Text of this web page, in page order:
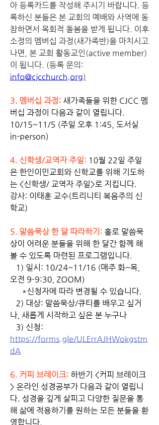
아 등록카드를 작성해 주시기 바랍니다. 등
록하신 분들은 본 교회의 예배와 사역에 동
참하면서 목회적 돌봄을 받게 됩니다. 이후
소정의 멤버십 과정(새가족반)을 마치시고
나면, 본 교회 활동교인(active member)
info@cjcchurch.org)
3. 멤버십 과정: 새가족들을 위한 CJCC 멤
버십 과정이 다음과 같이 열립니다.
10/15~11/5 (주일 오후 1:45, 도서실
in-person)
4. 신학생/교역자 주일: 10월 22일 주일
은 한인이민교회와 신학교를 위해 기도하
는 <신학생/ 교역자 주일>로 지킵니다.
강사: 이태훈 교수(트리니티 복음주의 신
학교)
5. 말씀묵상 한 달 따라하기: 홀로 말씀묵
상이 어려운 분들을 위해 한 달간 함께 해
볼 수 있도록 마련된 프로그램입니다.
1) 일시: 10/24~11/16 (매주 화~목,
오전 9-9:30, ZOOM)
*신청자에 따라 변경될 수 있습니다.
2) 대상: 말씀묵상/큐티를 배우고 싶거
나, 새롭게 시작하고 싶은 분 누구나
https://forms.gle/ULErrAJHWokgstm
dA
6. 커피 브레이크: 하반기 <커피 브레이크
> 온라인 성경공부가 다음과 같이 열립니
다. 성경을 깊게 살피고 다양한 질문을 통
해 삶에 적용하기를 원하는 모든 분들을 환
영합니다.